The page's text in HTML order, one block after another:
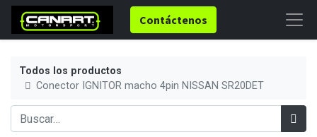
Contáctenos
Todos los productos
Conector IGNITOR macho 4pin NISSAN SR20DET